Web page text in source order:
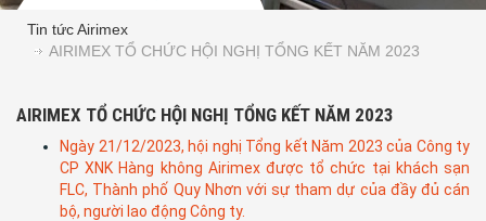
Tin tức Airimex
AIRIMEX TỔ CHỨC HỘI NGHỊ TỔNG KẾT NĂM 2023
AIRIMEX TỔ CHỨC HỘI NGHỊ TỔNG KẾT NĂM 2023
Ngày 21/12/2023, hội nghị Tổng kết Năm 2023 của Công ty
CP XNK Hàng không Airimex được tổ chức tại khách sạn
FLC, Thành phố Quy Nhơn với sự tham dự của đầy đủ cán
bộ, người lao động Công ty.